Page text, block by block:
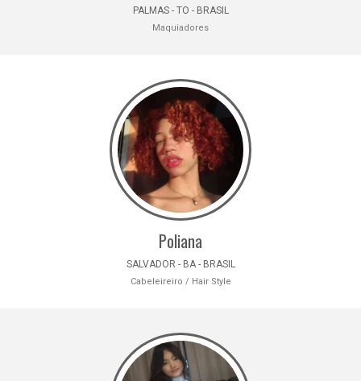
PALMAS - TO - BRASIL
Maquiadores
Poliana
SALVADOR - BA - BRASIL
Cabeleireiro / Hair Style